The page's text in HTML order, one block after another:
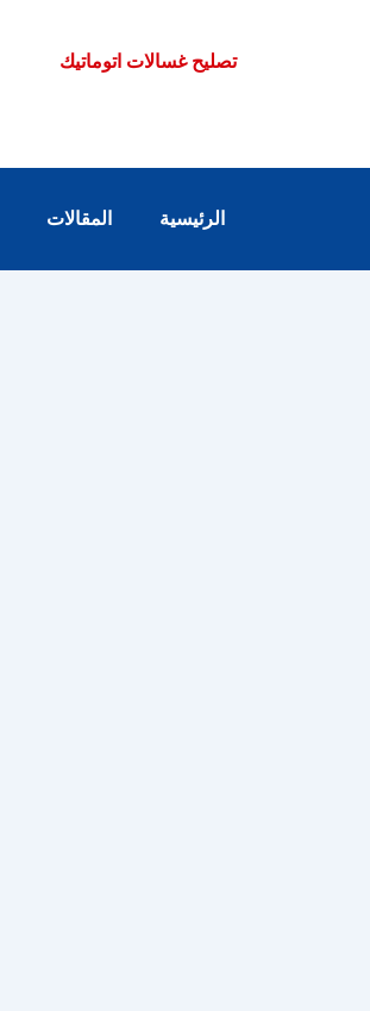
تصليح غسالات اتوماتيك
الرئيسية المقالات